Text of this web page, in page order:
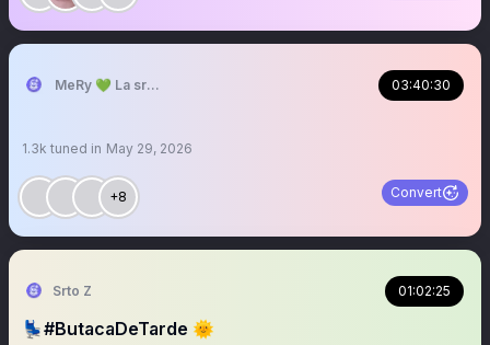
MeRy 💚 La sra que ya no abre los espacios 03:40:30
1.3k tuned in May 29, 2026
+8 Convert
Srto Z 01:02:25
💺#ButacaDeTarde 🌞